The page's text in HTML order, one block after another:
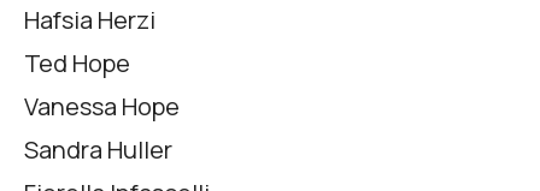
Hafsia Herzi
Ted Hope
Vanessa Hope
Sandra Huller